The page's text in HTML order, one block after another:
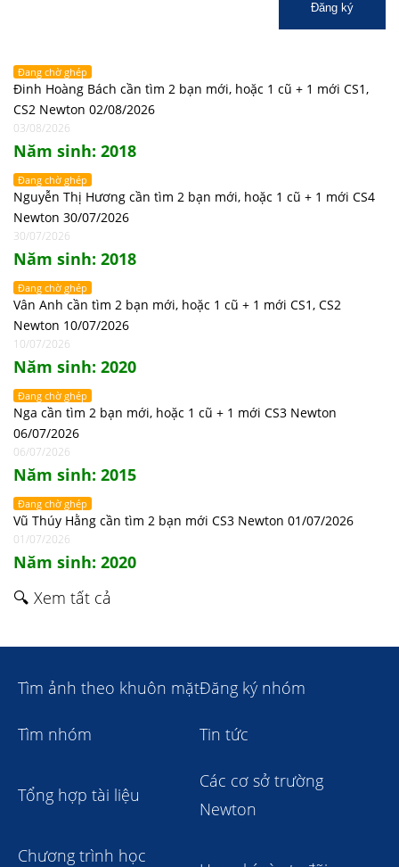
Đăng ký
Đang chờ ghép
Đinh Hoàng Bách cần tìm 2 bạn mới, hoặc 1 cũ + 1 mới CS1,
CS2 Newton 02/08/2026
03/08/2026
Năm sinh: 2018
Đang chờ ghép
Nguyễn Thị Hương cần tìm 2 bạn mới, hoặc 1 cũ + 1 mới CS4
Newton 30/07/2026
30/07/2026
Năm sinh: 2018
Đang chờ ghép
Vân Anh cần tìm 2 bạn mới, hoặc 1 cũ + 1 mới CS1, CS2
Newton 10/07/2026
10/07/2026
Năm sinh: 2020
Đang chờ ghép
Nga cần tìm 2 bạn mới, hoặc 1 cũ + 1 mới CS3 Newton
06/07/2026
06/07/2026
Năm sinh: 2015
Đang chờ ghép
Vũ Thúy Hằng cần tìm 2 bạn mới CS3 Newton 01/07/2026
01/07/2026
Năm sinh: 2020
🔍 Xem tất cả
Tìm ảnh theo khuôn mặtĐăng ký nhóm
Tìm nhóm Tin tức
Tổng hợp tài liệu
Các cơ sở trường
Newton
Chương trình học